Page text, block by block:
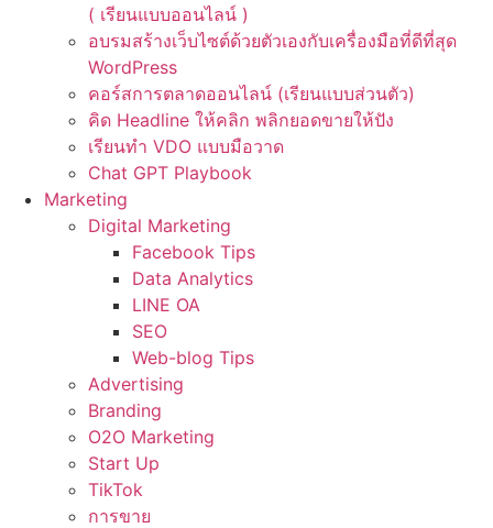
( เรียนแบบออนไลน์ )
อบรมสร้างเว็บไซต์ด้วยตัวเองกับเครื่องมือที่ดีที่สุด
WordPress
คอร์สการตลาดออนไลน์ (เรียนแบบส่วนตัว)
คิด Headline ให้คลิก พลิกยอดขายให้ปัง
เรียนทำ VDO แบบมือวาด
Chat GPT Playbook
Marketing
Digital Marketing
Facebook Tips
Data Analytics
LINE OA
SEO
Web-blog Tips
Advertising
Branding
O2O Marketing
Start Up
TikTok
การขาย